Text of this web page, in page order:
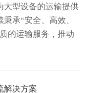
大型设备的运输提供
承“安全、高效、
的运输服务，推动
解决方案